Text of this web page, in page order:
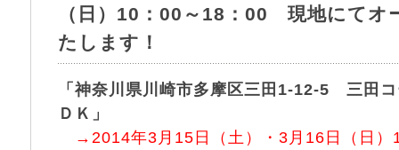
（日）10：00～18：00 現地にてオ
たします！
「神奈川県川崎市多摩区三田1-12-5 三
ＤＫ」
→2014年3月15日（土）・3月16日（日